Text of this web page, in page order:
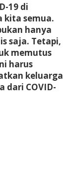
19 di
kita semua.
hanya
saja. Tetapi,
memutus
harus
keluarga
dari COVID-